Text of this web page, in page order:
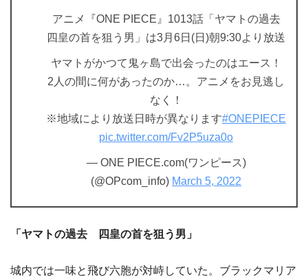
アニメ『ONE PIECE』1013話「ヤマトの過去
四皇の首を狙う男」は3月6日(日)朝9:30より放送
ヤマトがかつて鬼ヶ島で出会ったのはエース！
2人の間に何があったのか…。アニメをお見逃し
なく！
※地域により放送日時が異なります#ONEPIECE
pic.twitter.com/Fv2P5uza0o
— ONE PIECE.com(ワンピース)
(@OPcom_info) March 5, 2022
「ヤマトの過去 四皇の首を狙う男」
城内では一味と飛び六胞が対峙していた。ブラックマリア